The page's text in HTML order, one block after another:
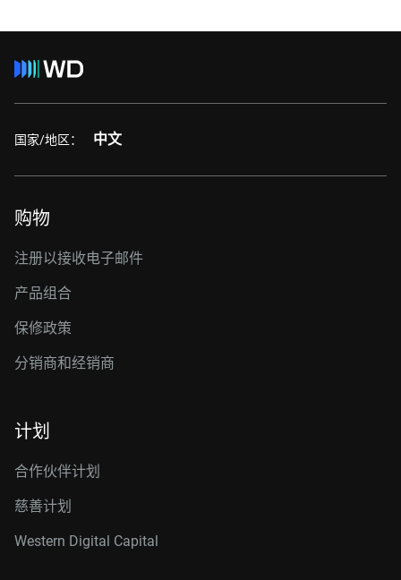
国家/地区： 中文
购物
注册以接收电子邮件
产品组合
保修政策
分销商和经销商
计划
合作伙伴计划
慈善计划
Western Digital Capital